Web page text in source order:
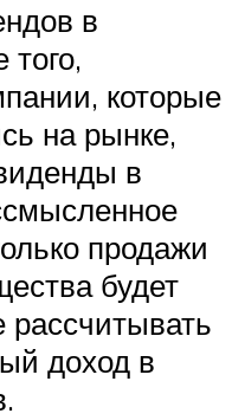
в
того,
которые
на рынке,
в
продажи
будет
доход в